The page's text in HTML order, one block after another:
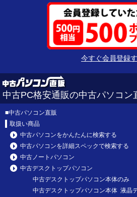
今すぐ会員登録
中古PC格安通販の中古パソコン
■中古パソコン直販
取扱い商品
中古パソコンをかんたんに検索する
中古パソコンを詳細スペックで検索する
中古ノートパソコン
中古デスクトップパソコン
中古デスクトップパソコン本体のみ
中古デスクトップパソコン本体 液晶